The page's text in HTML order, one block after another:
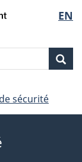
de
la
EN
sécurité